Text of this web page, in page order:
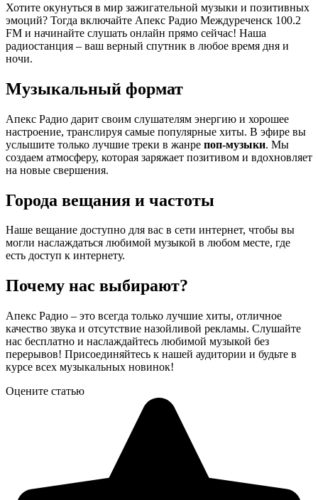
Хотите окунуться в мир зажигательной музыки и позитивных
эмоций? Тогда включайте Апекс Радио Междуреченск 100.2
FM и начинайте слушать онлайн прямо сейчас! Наша
радиостанция – ваш верный спутник в любое время дня и
ночи.
Музыкальный формат
Апекс Радио дарит своим слушателям энергию и хорошее
настроение, транслируя самые популярные хиты. В эфире вы
услышите только лучшие треки в жанре поп-музыки. Мы
создаем атмосферу, которая заряжает позитивом и вдохновляет
на новые свершения.
Города вещания и частоты
Наше вещание доступно для вас в сети интернет, чтобы вы
могли наслаждаться любимой музыкой в любом месте, где
есть доступ к интернету.
Почему нас выбирают?
Апекс Радио – это всегда только лучшие хиты, отличное
качество звука и отсутствие назойливой рекламы. Слушайте
нас бесплатно и наслаждайтесь любимой музыкой без
перерывов! Присоединяйтесь к нашей аудитории и будьте в
курсе всех музыкальных новинок!
Оцените статью